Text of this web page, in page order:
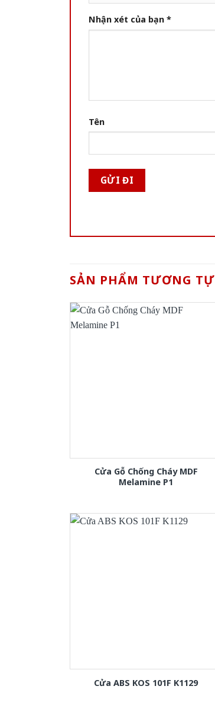
Nhận xét của bạn *
Tên
SẢN PHẨM TƯƠNG TỰ
Cửa Gỗ Chống Cháy MDF
Melamine P1
Cửa ABS KOS 101F K1129